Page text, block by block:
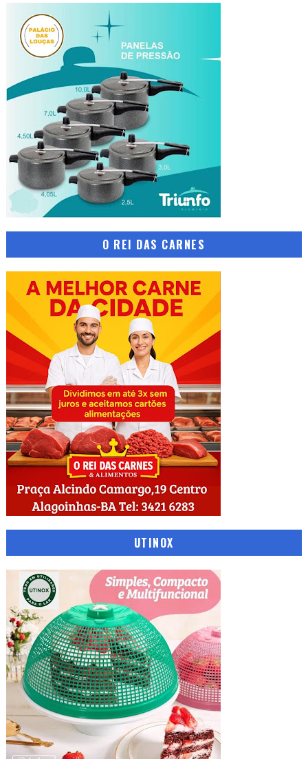
O REI DAS CARNES
UTINOX